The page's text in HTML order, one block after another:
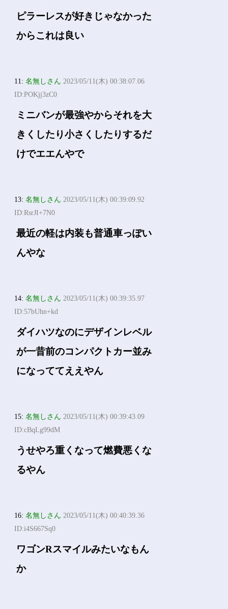
ピラーレスが好きじゃなかった
からこれは良い
11:名無しさん 2023/05/11(木) 00:38:07.06
ID:POKjj3zC0
ミニバンが最強やからそれを大
きくしたり小さくしたりするだ
けでエエんやで
13:名無しさん 2023/05/11(木) 00:39:09.92
ID:RsrJI+7N0
最近の軽は内装も普通車っぽい
んやな
14:名無しさん 2023/05/11(木) 00:39:35.97
ID:57bUhn+kd
ダイハツなのにデザインレベル
が一昔前のコンパクトカー並み
になっててええやん
15:名無しさん 2023/05/11(木) 00:39:43.09
ID:cBqLg99dM
うせやろ重くなって燃費悪くな
るやん
16:名無しさん 2023/05/11(木) 00:40:39.36
ID:i4S667Sq0
ワゴンRスマイルみたいなもん
か